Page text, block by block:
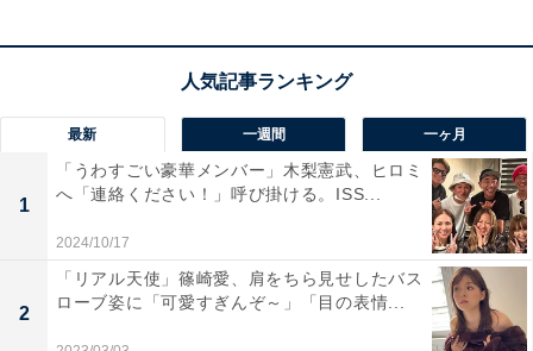
最新 一週間 一ヶ月
1
「うわすごい豪華メンバー」木梨憲武、ヒロミ
へ「連絡ください！」呼び掛ける。ISS...
2024/10/17
2
「リアル天使」篠崎愛、肩をちら見せしたバス
ローブ姿に「可愛すぎんぞ～」「目の表情...